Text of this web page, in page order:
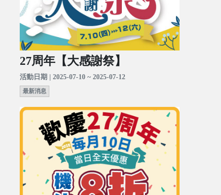
27周年【大感謝祭】
活動日期 | 2025-07-10 ~ 2025-07-12
最新消息